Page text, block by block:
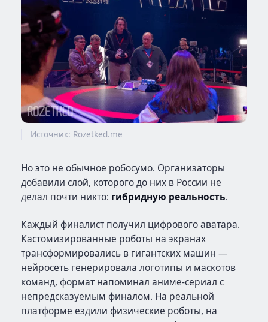
Источник: Rozetked.me
Но это не обычное робосумо. Организаторы
добавили слой, которого до них в России не
делал почти никто: гибридную реальность.
Каждый финалист получил цифрового аватара.
Кастомизированные роботы на экранах
трансформировались в гигантских машин —
нейросеть генерировала логотипы и маскотов
команд, формат напоминал аниме-сериал с
непредсказуемым финалом. На реальной
платформе ездили физические роботы, на